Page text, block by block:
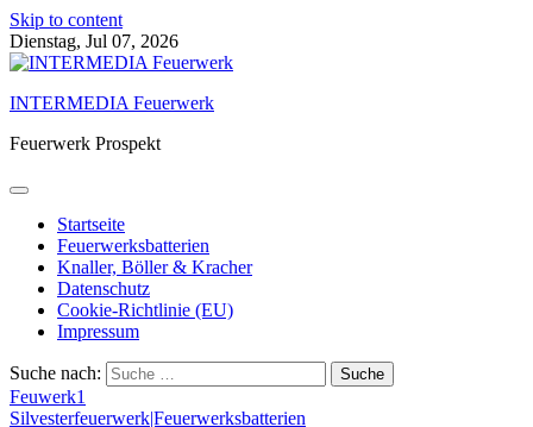
Skip to content
Dienstag, Jul 07, 2026
INTERMEDIA Feuerwerk
Feuerwerk Prospekt
Startseite
Feuerwerksbatterien
Knaller, Böller & Kracher
Datenschutz
Cookie-Richtlinie (EU)
Impressum
Suche nach:
Feuwerk1
Silvesterfeuerwerk|Feuerwerksbatterien